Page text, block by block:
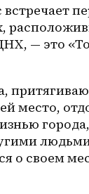
встречает
— это
место,
о своем